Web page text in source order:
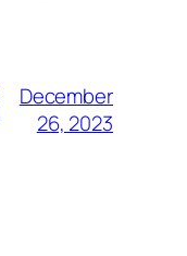
December
26, 2023